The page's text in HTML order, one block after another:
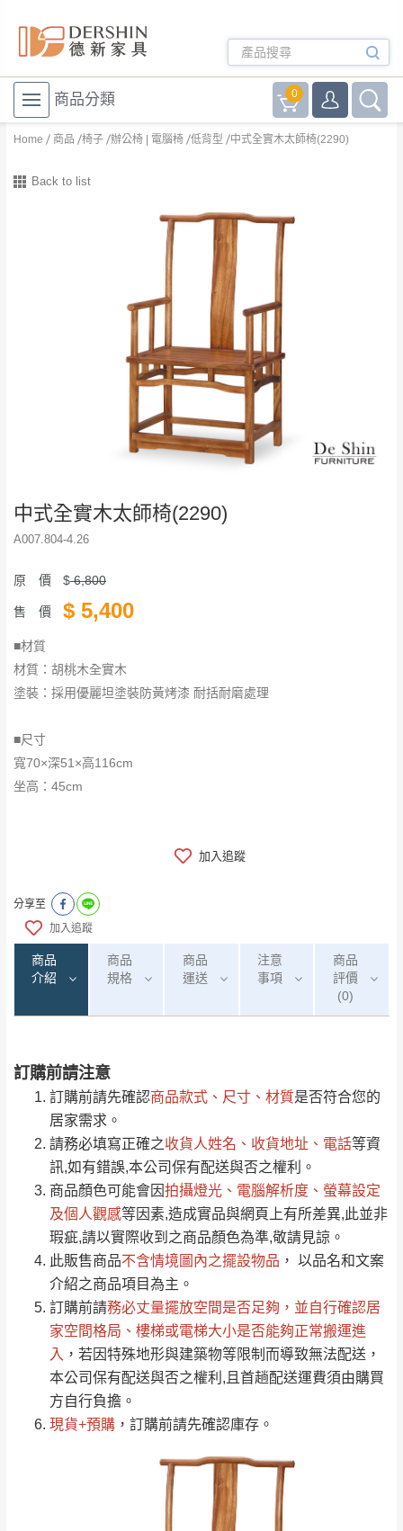
商品分類 0
Home 商品 椅子 辦公椅 | 電腦椅 低背型 中式全實木太師椅(2290)
Back to list
中式全實木太師椅(2290)
A007.804-4.26
原 價 $6,800
售 價 $ 5,400
■材質
材質：胡桃木全實木
塗裝：採用優麗坦塗裝防黃烤漆 耐括耐磨處理
​​​​​​​■尺寸
寬70×深51×高116cm
坐高：45cm
加入追蹤
分享至
加入追蹤
商品
介紹
商品
規格
商品
運送
注意
事項
商品
評價
(0)
訂購前請注意
訂購前請先確認商品款式、尺寸、材質是否符合您的
居家需求。
請務必填寫正確之收貨人姓名、收貨地址、電話等資
訊,如有錯誤,本公司保有配送與否之權利。
商品顏色可能會因拍攝燈光、電腦解析度、螢幕設定
及個人觀感等因素,造成實品與網頁上有所差異,此並非
瑕疵,請以實際收到之商品顏色為準,敬請見諒。
此販售商品不含情境圖內之擺設物品 ， 以品名和文案
介紹之商品項目為主。
訂購前請務必丈量擺放空間是否足夠 ，並自行確認居
家空間格局、 樓梯或電梯大小是否能夠正常搬運進
入 ，若因特殊地形與建築物等限制而導致無法配送，
本公司保有配送與否之權利,且首趟配送運費須由購買
方自行負擔。
現貨+預購 ，訂購前請先確認庫存。
運 費 說 明
運送地區 運送費用
偏遠地區
（請先線上詢問 LINE
→@dershin ）
桃園
免 運
復興鄉
新竹
峨眉鄉、五峰鄉、
橫山、北埔鄉、尖
石鄉、寶山鄉山
區、新埔山區、芎
雙溪、貢寮、烏
注意事項：
由於品項繁多，網頁無法及時更新，如有需
要購買商品，請於出發前來電或到「官方
Line客服」來信確認商品是否有「現貨」與
「金額」。
若商品價格或庫存有異常，商家有權取消訂
單。部分網路商品恕無法更改原設計或客製，敬請
見諒！
接單後二日內(不含例假日)，我們客服會與您
電話聯絡或E-Mail通知確認訂單。
（線上客
服 LINE → @dershin）
下單前先詢問是否現貨 ，若未詢問下單後無
現貨我們客服會再來電或E-Mail與您聯絡
（洽詢方式請搜尋 Line ID →
地區恕無法提供運送 (詳見運送規章)。
0/5 (0)筆
全部 依評論高至低排列
依評論低至高排列 只顯示附上圖片
只顯示附上評論